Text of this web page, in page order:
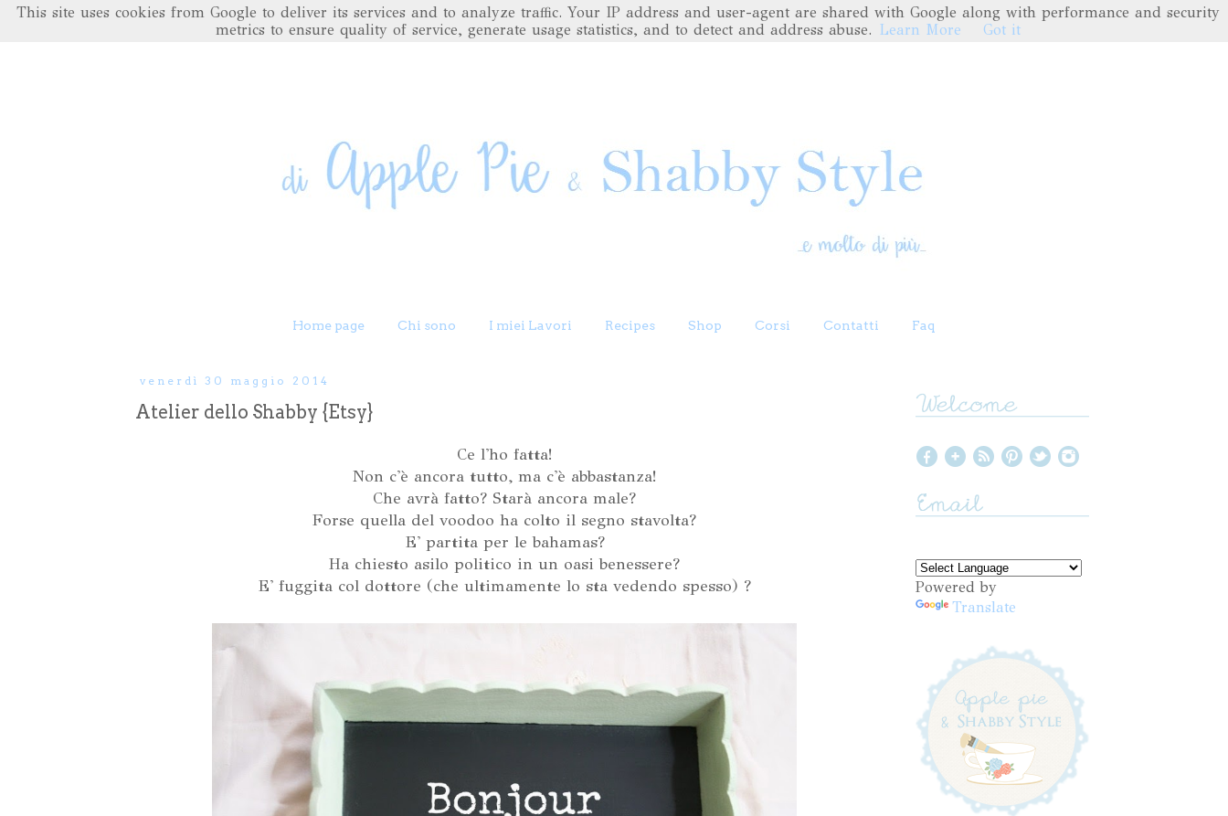
Home page Chi sono I miei Lavori Recipes Shop Corsi Contatti Faq
venerdì 30 maggio 2014
Atelier dello Shabby {Etsy}
Ce l'ho fatta!
Non c'è ancora tutto, ma c'è abbastanza!
Che avrà fatto? Starà ancora male?
Forse quella del voodoo ha colto il segno stavolta?
E' partita per le bahamas?
Ha chiesto asilo politico in un oasi benessere?
E' fuggita col dottore (che ultimamente lo sta vedendo spesso) ?
Powered by
Translate
This site uses cookies from Google to deliver its services and to analyze traffic. Your IP address and user-agent are shared with Google along with performance and security
metrics to ensure quality of service, generate usage statistics, and to detect and address abuse. Learn More Got it